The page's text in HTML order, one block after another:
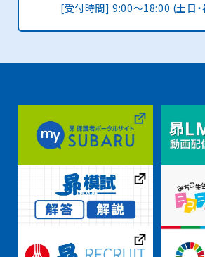
[受付時間] 9:00〜18:00 (土日・